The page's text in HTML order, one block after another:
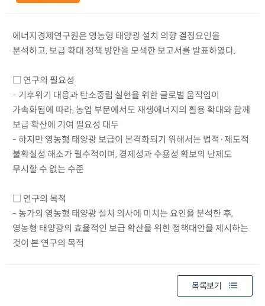
에너지경제연구원은 영농형 태양광 설치 의향 결정요인을
분석하고, 보급 확대 정책 방안을 모색한 보고서를 발표하였다.
□ 연구의 필요성
- 기후위기 대응과 탄소중립 실현을 위한 글로벌 움직임이
가속화됨에 따라, 농업 부문에서도 재생에너지의 활용 확대와 함께
보급 확산에 기여 필요성 대두
- 하지만 영농형 태양광 보급이 본격화되기 위해서는 법적·제도적
불확실성 해소가 필수적이며, 경제성과 수용성 확보의 난제도
무시할 수 없는 수준
□ 연구의 목적
- 농가의 영농형 태양광 설치 의사에 미치는 요인을 분석한 후,
영농형 태양광의 효율적인 보급 확산을 위한 정책대안을 제시하는
것이 본 연구의 목적
목록보기